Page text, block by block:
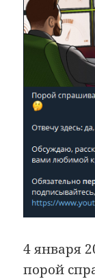
4 января
порой